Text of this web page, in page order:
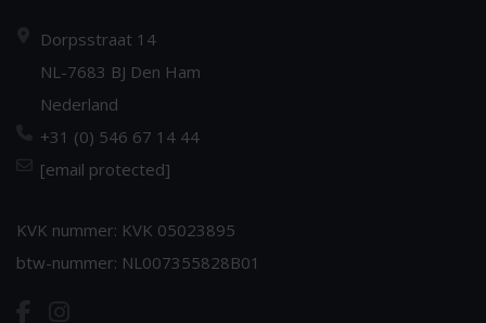
Dorpsstraat 14
NL-7683 BJ Den Ham
Nederland
+31 (0) 546 67 14 44
[email protected]
KVK nummer: KVK 05023895
btw-nummer: NL007355828B01